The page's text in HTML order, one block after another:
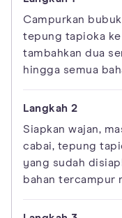
Campurkan
tepung tapioka ke
tambahkan dua
hingga semua
Siapkan wajan,
cabai, tepung
yang sudah
bahan tercampur